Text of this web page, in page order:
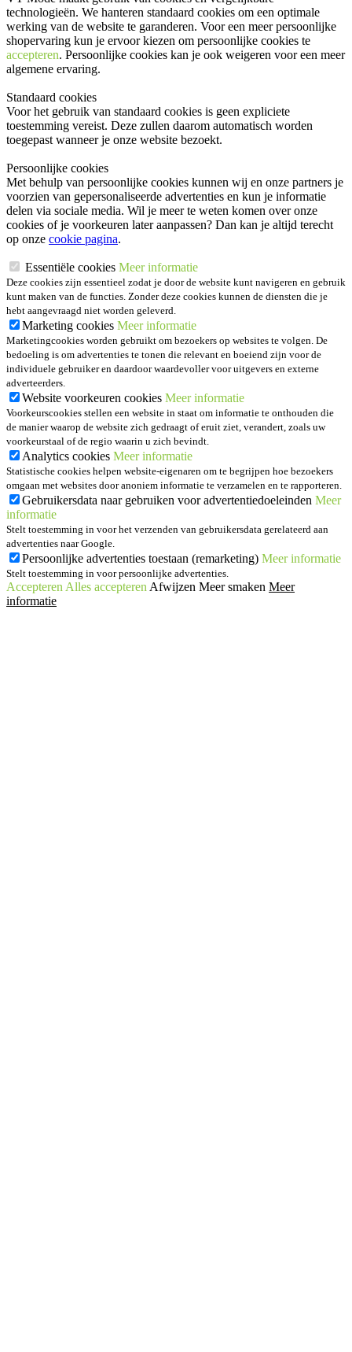
technologieën. We hanteren standaard cookies om een optimale
werking van de website te garanderen. Voor een meer persoonlijke
shopervaring kun je ervoor kiezen om persoonlijke cookies te
accepteren. Persoonlijke cookies kan je ook weigeren voor een meer
algemene ervaring.
Standaard cookies
Voor het gebruik van standaard cookies is geen expliciete
toestemming vereist. Deze zullen daarom automatisch worden
toegepast wanneer je onze website bezoekt.
Persoonlijke cookies
Met behulp van persoonlijke cookies kunnen wij en onze partners je
voorzien van gepersonaliseerde advertenties en kun je informatie
delen via sociale media. Wil je meer te weten komen over onze
cookies of je voorkeuren later aanpassen? Dan kan je altijd terecht
op onze cookie pagina.
Essentiële cookies Meer informatie
Deze cookies zijn essentieel zodat je door de website kunt navigeren en gebruik
kunt maken van de functies. Zonder deze cookies kunnen de diensten die je
hebt aangevraagd niet worden geleverd.
Marketing cookies Meer informatie
Marketingcookies worden gebruikt om bezoekers op websites te volgen. De
bedoeling is om advertenties te tonen die relevant en boeiend zijn voor de
individuele gebruiker en daardoor waardevoller voor uitgevers en externe
adverteerders.
Website voorkeuren cookies Meer informatie
Voorkeurscookies stellen een website in staat om informatie te onthouden die
de manier waarop de website zich gedraagt of eruit ziet, verandert, zoals uw
voorkeurstaal of de regio waarin u zich bevindt.
Analytics cookies Meer informatie
Statistische cookies helpen website-eigenaren om te begrijpen hoe bezoekers
omgaan met websites door anoniem informatie te verzamelen en te rapporteren.
Gebruikersdata naar gebruiken voor advertentiedoeleinden Meer
informatie
Stelt toestemming in voor het verzenden van gebruikersdata gerelateerd aan
advertenties naar Google.
Persoonlijke advertenties toestaan (remarketing) Meer informatie
Stelt toestemming in voor persoonlijke advertenties.
Accepteren Alles accepteren Afwijzen Meer smaken Meer
informatie